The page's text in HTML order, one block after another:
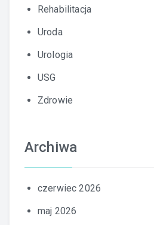
Rehabilitacja
Uroda
Urologia
USG
Zdrowie
Archiwa
czerwiec 2026
maj 2026